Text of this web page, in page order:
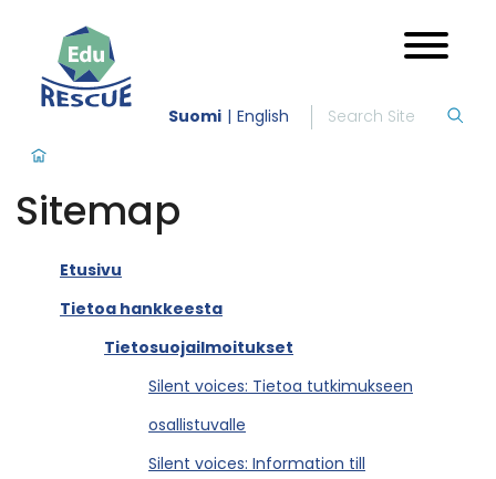
Suomi English
Sitemap
Etusivu
Tietoa hankkeesta
Tietosuojailmoitukset
Silent voices: Tietoa tutkimukseen
osallistuvalle
Silent voices: Information till